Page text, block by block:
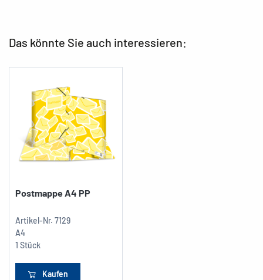
Das könnte Sie auch interessieren:
Postmappe A4 PP
Artikel-Nr. 7129
A4
1 Stück
Kaufen